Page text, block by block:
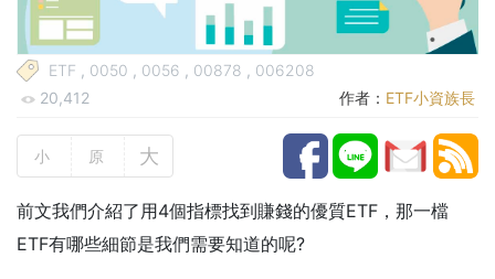
ETF , 0050 , 0056 , 00878 , 006208
20,412
作者： ETF小資族長
小 原 大
前文我們介紹了 用4個指標找到賺錢的優質ETF，那一檔
ETF有哪些細節是我們需要知道的呢?